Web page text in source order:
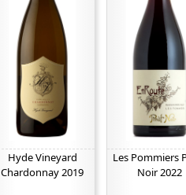
Hyde Vineyard
Chardonnay 2019
Les Pommiers
Noir 2022